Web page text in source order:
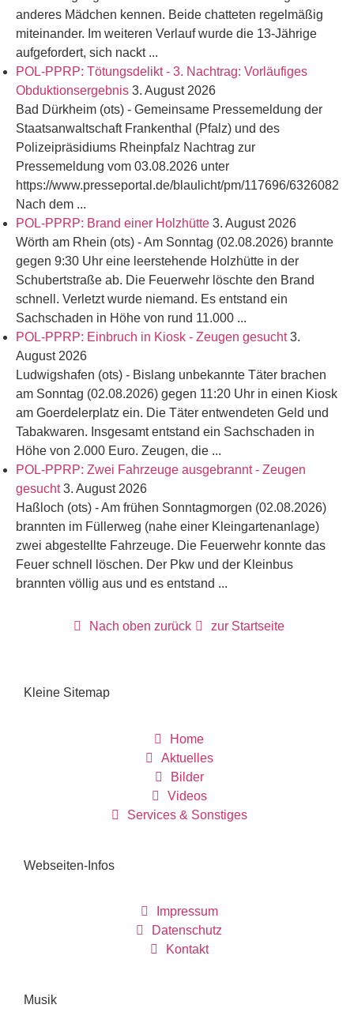
anderes Mädchen kennen. Beide chatteten regelmäßig
miteinander. Im weiteren Verlauf wurde die 13-Jährige
aufgefordert, sich nackt ...
POL-PPRP: Tötungsdelikt - 3. Nachtrag: Vorläufiges
Obduktionsergebnis 3. August 2026
Bad Dürkheim (ots) - Gemeinsame Pressemeldung der
Staatsanwaltschaft Frankenthal (Pfalz) und des
Polizeipräsidiums Rheinpfalz Nachtrag zur
Pressemeldung vom 03.08.2026 unter
https://www.presseportal.de/blaulicht/pm/117696/6326082
Nach dem ...
POL-PPRP: Brand einer Holzhütte 3. August 2026
Wörth am Rhein (ots) - Am Sonntag (02.08.2026) brannte
gegen 9:30 Uhr eine leerstehende Holzhütte in der
Schubertstraße ab. Die Feuerwehr löschte den Brand
schnell. Verletzt wurde niemand. Es entstand ein
Sachschaden in Höhe von rund 11.000 ...
POL-PPRP: Einbruch in Kiosk - Zeugen gesucht 3.
August 2026
Ludwigshafen (ots) - Bislang unbekannte Täter brachen
am Sonntag (02.08.2026) gegen 11:20 Uhr in einen Kiosk
am Goerdelerplatz ein. Die Täter entwendeten Geld und
Tabakwaren. Insgesamt entstand ein Sachschaden in
Höhe von 2.000 Euro. Zeugen, die ...
POL-PPRP: Zwei Fahrzeuge ausgebrannt - Zeugen
gesucht 3. August 2026
Haßloch (ots) - Am frühen Sonntagmorgen (02.08.2026)
brannten im Füllerweg (nahe einer Kleingartenanlage)
zwei abgestellte Fahrzeuge. Die Feuerwehr konnte das
Feuer schnell löschen. Der Pkw und der Kleinbus
brannten völlig aus und es entstand ...
Nach oben zurück zur Startseite
Kleine Sitemap
Home
Aktuelles
Bilder
Videos
Services & Sonstiges
Webseiten-Infos
Impressum
Datenschutz
Kontakt
Musik